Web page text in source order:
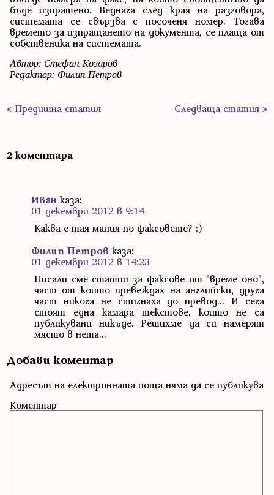
бъде изпратено. Веднага след края на разговора,
системата се свързва с посоченя номер. Тогава
времето за изпращането на документа, се плаща от
собственика на системата.
Автор: Стефан Козаров
Редактор: Филип Петров
« Предишна статия Следваща статия »
2 коментара
Иван каза:
01 декември 2012 в 9:14
Каква е тая мания по факсовете? :)
Филип Петров каза:
01 декември 2012 в 14:23
Писали сме статии за факсове от "време оно",
част от които превеждах на английски, друга
част никога не стигнаха до превод... И сега
стоят една камара текстове, които не са
публикувани никъде. Решихме да си намерят
място в нета...
Добави коментар
Адресът на електронната поща няма да се публикува
Коментар